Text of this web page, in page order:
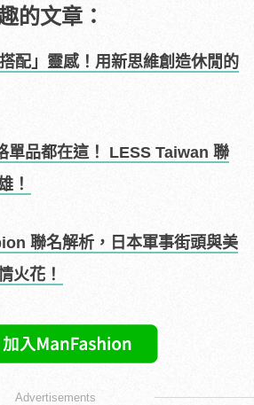
的文章：
配」靈感！用新思維創造休閒的
單品都在這！ LESS Taiwan 聯
！
聯名解析，日本軍事街頭與美
火花！
Advertisements